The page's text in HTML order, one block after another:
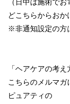
（日中は施術で
どこちらからおか
※非通知設定の方
「ヘアケアの考
こちらのメルマガ
ピュアティの